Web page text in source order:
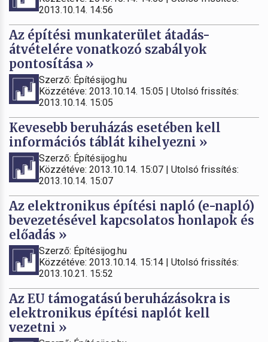
2013.10.14. 14:56
Az építési munkaterület átadás-
átvételére vonatkozó szabályok
pontosítása »
Szerző: Építésijog.hu
Közzétéve: 2013.10.14. 15:05 | Utolsó frissítés:
2013.10.14. 15:05
Kevesebb beruházás esetében kell
információs táblát kihelyezni »
Szerző: Építésijog.hu
Közzétéve: 2013.10.14. 15:07 | Utolsó frissítés:
2013.10.14. 15:07
Az elektronikus építési napló (e-napló)
bevezetésével kapcsolatos honlapok és
előadás »
Szerző: Építésijog.hu
Közzétéve: 2013.10.14. 15:14 | Utolsó frissítés:
2013.10.21. 15:52
Az EU támogatású beruházásokra is
elektronikus építési naplót kell
vezetni »